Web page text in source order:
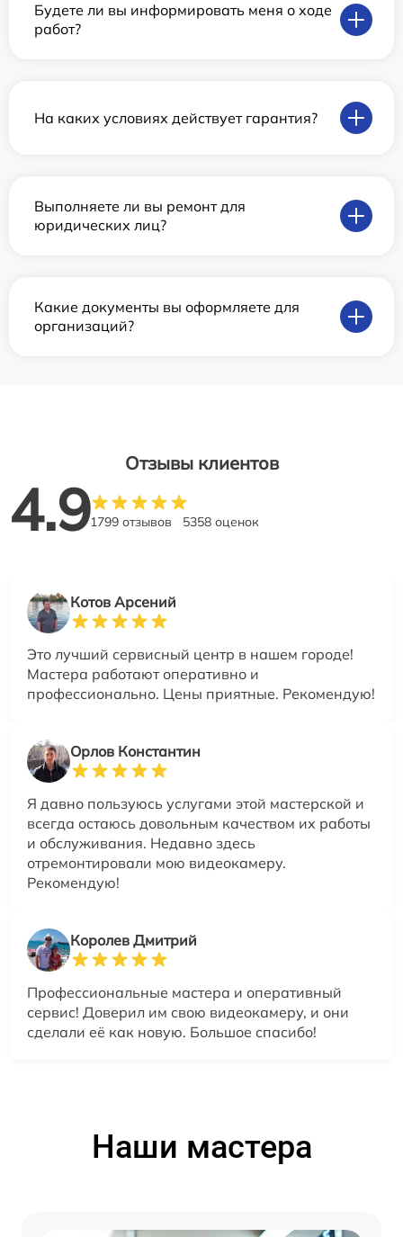
Будете ли вы информировать меня о ходе
работ?
На каких условиях действует гарантия?
Выполняете ли вы ремонт для
юридических лиц?
Какие документы вы оформляете для
организаций?
Отзывы клиентов
4.91799 отзывов 5358 оценок
Котов Арсений
Это лучший сервисный центр в нашем городе!
Мастера работают оперативно и
профессионально. Цены приятные. Рекомендую!
Орлов Константин
Я давно пользуюсь услугами этой мастерской и
всегда остаюсь довольным качеством их работы
и обслуживания. Недавно здесь
отремонтировали мою видеокамеру.
Рекомендую!
Королев Дмитрий
Профессиональные мастера и оперативный
сервис! Доверил им свою видеокамеру, и они
сделали её как новую. Большое спасибо!
Наши мастера